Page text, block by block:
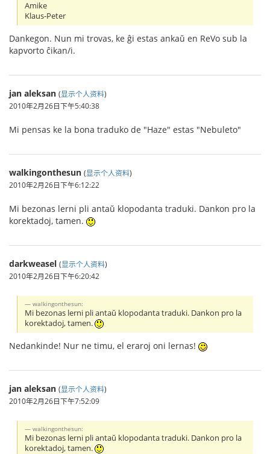
Amike
Klaus-Peter
Dankegon. Nun mi trovas, ke ĝi estas ankaŭ en ReVo sub la
kapvorto ĉikan/i.
jan aleksan (显示个人资料)
2010年2月26日下午5:40:38
Mi pensas ke la bona traduko de "Haze" estas "Nebuleto"
walkingonthesun (显示个人资料)
2010年2月26日下午6:12:22
Mi bezonas lerni pli antaŭ klopodanta traduki. Dankon pro la
korektadoj, tamen.
darkweasel (显示个人资料)
2010年2月26日下午6:20:42
walkingonthesun:
Mi bezonas lerni pli antaŭ klopodanta traduki. Dankon pro la
korektadoj, tamen.
Nedankinde! Nur ne timu, el eraroj oni lernas!
jan aleksan (显示个人资料)
2010年2月26日下午7:52:09
walkingonthesun:
Mi bezonas lerni pli antaŭ klopodanta traduki. Dankon pro la
korektadoj, tamen.